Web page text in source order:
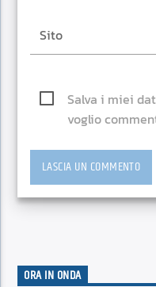
Salva i miei
voglio
ORA IN ONDA